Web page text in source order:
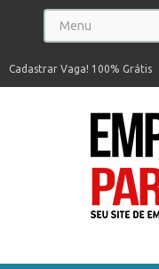
Cadastrar Vaga! 100% Grátis